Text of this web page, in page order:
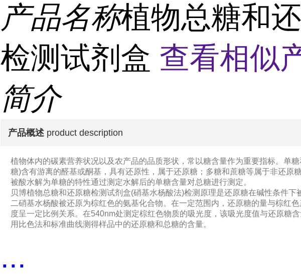
产品名称植物总糖和
检测试剂盒 查看相似
简介
产品概述 product description
植物体内的碳素营养状况以及农产品的品质形状，常以糖含量作为重要指标。单
糖)含有游离的醛基或酮基，具有还原性，属于还原糖；多糖和蔗糖等属于非还原
被酸水解为单糖的特性通过测定水解后的单糖含量对总糖进行测定。
贝博植物总糖和还原糖检测试剂盒(硝基水杨酸法)检测原理是还原糖在碱性条件下
二硝基水杨酸被还原为棕红色的氨基化合物。在一定范围内，还原糖的量与棕红
度呈一定比例关系。在540nm处测定棕红色物质的吸光度，该吸光度值与还原糖
用比色法和标准曲线测得样品中的还原糖和总糖的含量。
...